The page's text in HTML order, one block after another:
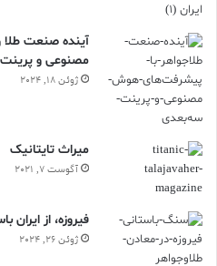
آینده صنعت
مصنوعی و
ژوئن 18, 2024
ميراث تايتانيک
آگوست 7, 2021
فیروزه، از ایران
ژوئن 26, 2024